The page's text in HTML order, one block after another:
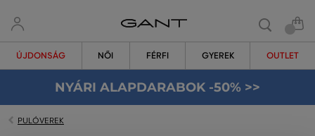
ÚJDONSÁG NŐI FÉRFI GYEREK OUTLET
NYÁRI ALAPDARABOK -50% >>
PULÓVEREK